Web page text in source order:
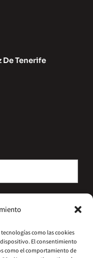
como las cookies
El consentimiento
como el comportamiento de
De Tenerife